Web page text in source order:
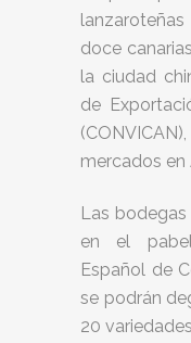
doce
la ciudad
de
mercados en
Las
en el
Español de
se podrán
20